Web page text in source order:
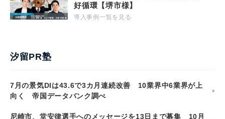
好循環【堺市様】
導入事例一覧を見る
汐留PR塾
7月の景気DIは43.6で3カ月連続改善 10業界中6業界が上
向く 帝国データバンク調べ
尼崎市、堂安律選手へのメッセージを13日まで募集 10月